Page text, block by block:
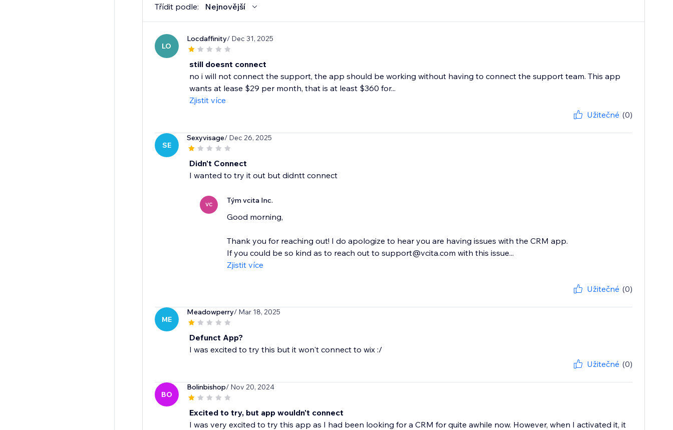
Třídit podle: Nejnovější
LO
Locdaffinity/ Dec 31, 2025
still doesnt connect
no i will not connect the support, the app should be working without having to connect the support team. This app
wants at lease $29 per month, that is at least $360 for...
Zjistit více
Užitečné (0)
SE
Sexyvisage/ Dec 26, 2025
Didn't Connect
I wanted to try it out but didntt connect
VC Tým vcita Inc.
Good morning,
Thank you for reaching out! I do apologize to hear you are having issues with the CRM app.
If you could be so kind as to reach out to support@vcita.com with this issue...
Zjistit více
Užitečné (0)
ME
Meadowperry/ Mar 18, 2025
Defunct App?
I was excited to try this but it won't connect to wix :/
Užitečné (0)
BO
Bolinbishop/ Nov 20, 2024
Excited to try, but app wouldn't connect
I was very excited to try this app as I had been looking for a CRM for quite awhile now. However, when I activated it, it